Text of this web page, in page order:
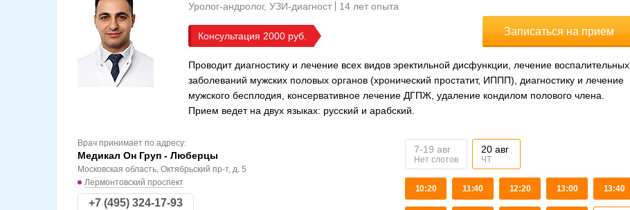
Уролог-андролог, УЗИ-диагност 14 лет опыта
Консультация 2000 Записаться на прием
Проводит диагностику и лечение всех видов эректильной дисфункции, лечение воспалительных
заболеваний мужских половых органов (хронический простатит, ИППП), диагностику и лечение
мужского бесплодия, консервативное лечение ДГПЖ, удаление кондилом полового члена.
Прием ведет на двух языках: русский и арабский.
Врач принимает по адресу:
Медикал Он Груп - Люберцы
Московская область, Октябрьский пр-т, д. 5
Лермонтовский проспект
+7 (495) 324-17-93
7-19 авг
Нет слотов
20 авг
ЧТ
10:20 11:40 12:20 13:00 13:40